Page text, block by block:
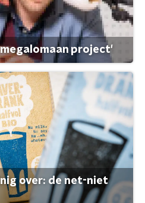
project'
over: de net-niet